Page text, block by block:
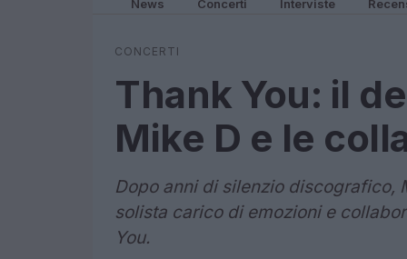
News Concerti Interviste
CONCERTI
Thank You: il
Mike D e le
Dopo anni di silenzio discografico,
solista carico di emozioni e
You.